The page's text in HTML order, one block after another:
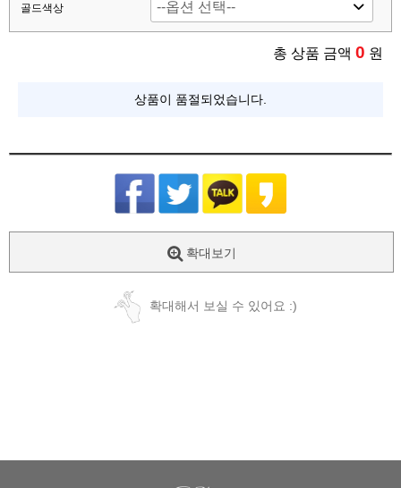
골드색상
총 상품 금액 0 원
상품이 품절되었습니다.
확대보기
확대해서 보실 수 있어요 :)